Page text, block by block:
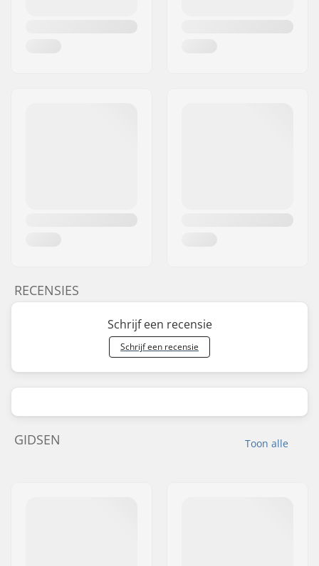
RECENSIES
Schrijf een recensie
Schrijf een recensie
Toon alle
GIDSEN